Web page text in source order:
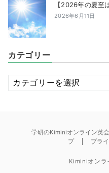
【2026年の夏至
2026年6月11日
カテゴリー
カ
テ
学研のKiminiオンライン英
プ
プラ
Kiminiオンラ